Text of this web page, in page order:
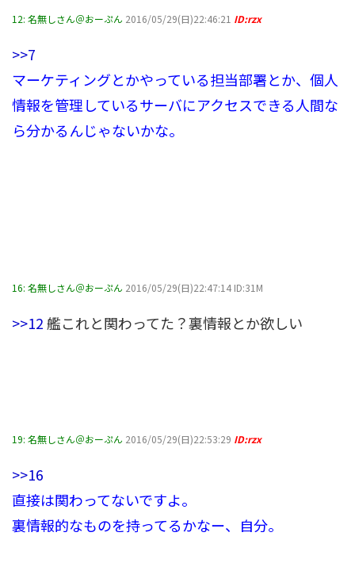
12: 名無しさん＠おーぷん 2016/05/29(日)22:46:21 ID:rzx
>>7
マーケティングとかやっている担当部署とか、個人
情報を管理しているサーバにアクセスできる人間な
ら分かるんじゃないかな。
16: 名無しさん＠おーぷん 2016/05/29(日)22:47:14 ID:31M
>>12艦これと関わってた？裏情報とか欲しい
19: 名無しさん＠おーぷん 2016/05/29(日)22:53:29 ID:rzx
>>16
直接は関わってないですよ。
裏情報的なものを持ってるかなー、自分。